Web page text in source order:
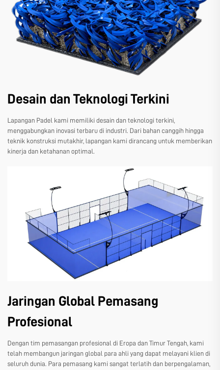
Desain dan Teknologi Terkini
Lapangan Padel kami memiliki desain dan teknologi terkini,
menggabungkan inovasi terbaru di industri. Dari bahan canggih hingga
teknik konstruksi mutakhir, lapangan kami dirancang untuk memberikan
kinerja dan ketahanan optimal.
Jaringan Global Pemasang
Profesional
Dengan tim pemasangan profesional di Eropa dan Timur Tengah, kami
telah membangun jaringan global para ahli yang dapat melayani klien di
seluruh dunia. Para pemasang kami sangat terlatih dan berpengalaman,